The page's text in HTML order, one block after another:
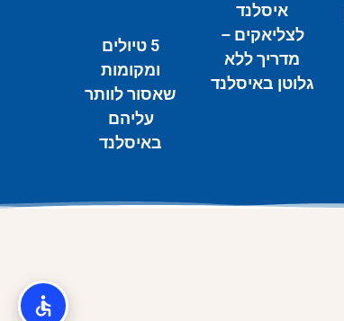
איסלנד
לצליאקים –
מדריך ללא
גלוטן באיסלנד
5 טיולים
ומקומות
שאסור לוותר
עליהם
באיסלנד